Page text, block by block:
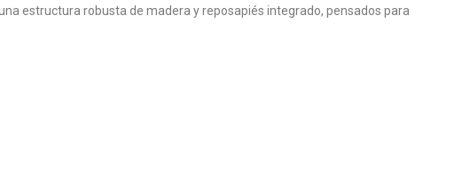
estructura robusta de madera y reposapiés integrado, pensados para